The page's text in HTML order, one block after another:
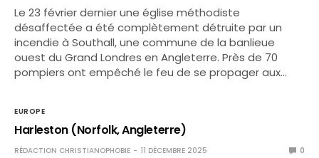
Le 23 février dernier une église méthodiste
désaffectée a été complètement détruite par un
incendie à Southall, une commune de la banlieue
ouest du Grand Londres en Angleterre. Près de 70
pompiers ont empêché le feu de se propager aux…
EUROPE
Harleston (Norfolk, Angleterre)
RÉDACTION CHRISTIANOPHOBIE 11 DÉCEMBRE 2025 0